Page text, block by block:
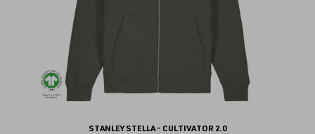
STANLEY STELLA - CULTIVATOR 2.0